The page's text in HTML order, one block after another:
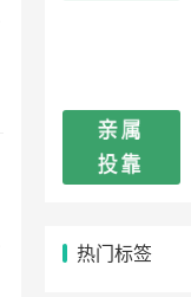
热门标签